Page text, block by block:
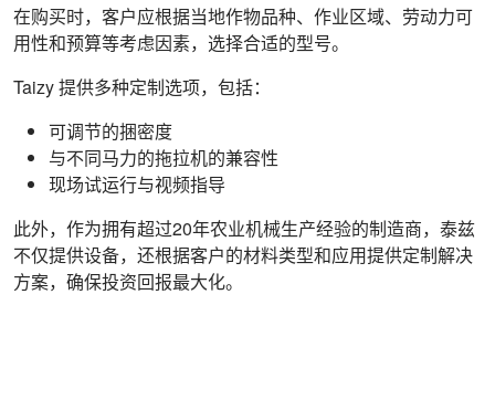
在购买时，客户应根据当地作物品种、作业区域、劳动力可
用性和预算等考虑因素，选择合适的型号。
Taizy 提供多种定制选项，包括：
可调节的捆密度
与不同马力的拖拉机的兼容性
现场试运行与视频指导
此外，作为拥有超过20年农业机械生产经验的制造商，泰兹
不仅提供设备，还根据客户的材料类型和应用提供定制解决
方案，确保投资回报最大化。